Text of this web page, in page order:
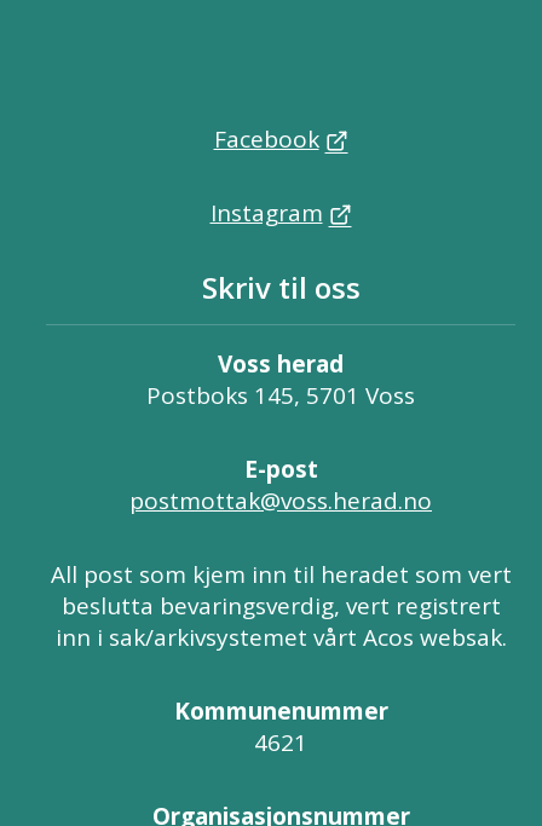
Facebook
Instagram
Skriv til oss
Voss herad
Postboks 145, 5701 Voss
E-post
postmottak@voss.herad.no
All post som kjem inn til heradet som vert
beslutta bevaringsverdig, vert registrert
inn i sak/arkivsystemet vårt Acos websak.
Kommunenummer
4621
Organisasjonsnummer